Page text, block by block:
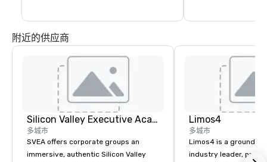
附近的供应商
Silicon Valley Executive Academy
多城市
SVEA offers corporate groups an
immersive, authentic Silicon Valley
Limos4
多城市
Limos4 is a ground
industry leader,